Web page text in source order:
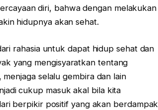
diri, bahwa dengan melakukan
hidupnya akan sehat.
rahasia untuk dapat hidup sehat dan
yang mengisyaratkan tentang
selalu gembira dan lain
cukup masuk akal bila kita
berpikir positif yang akan berdampak